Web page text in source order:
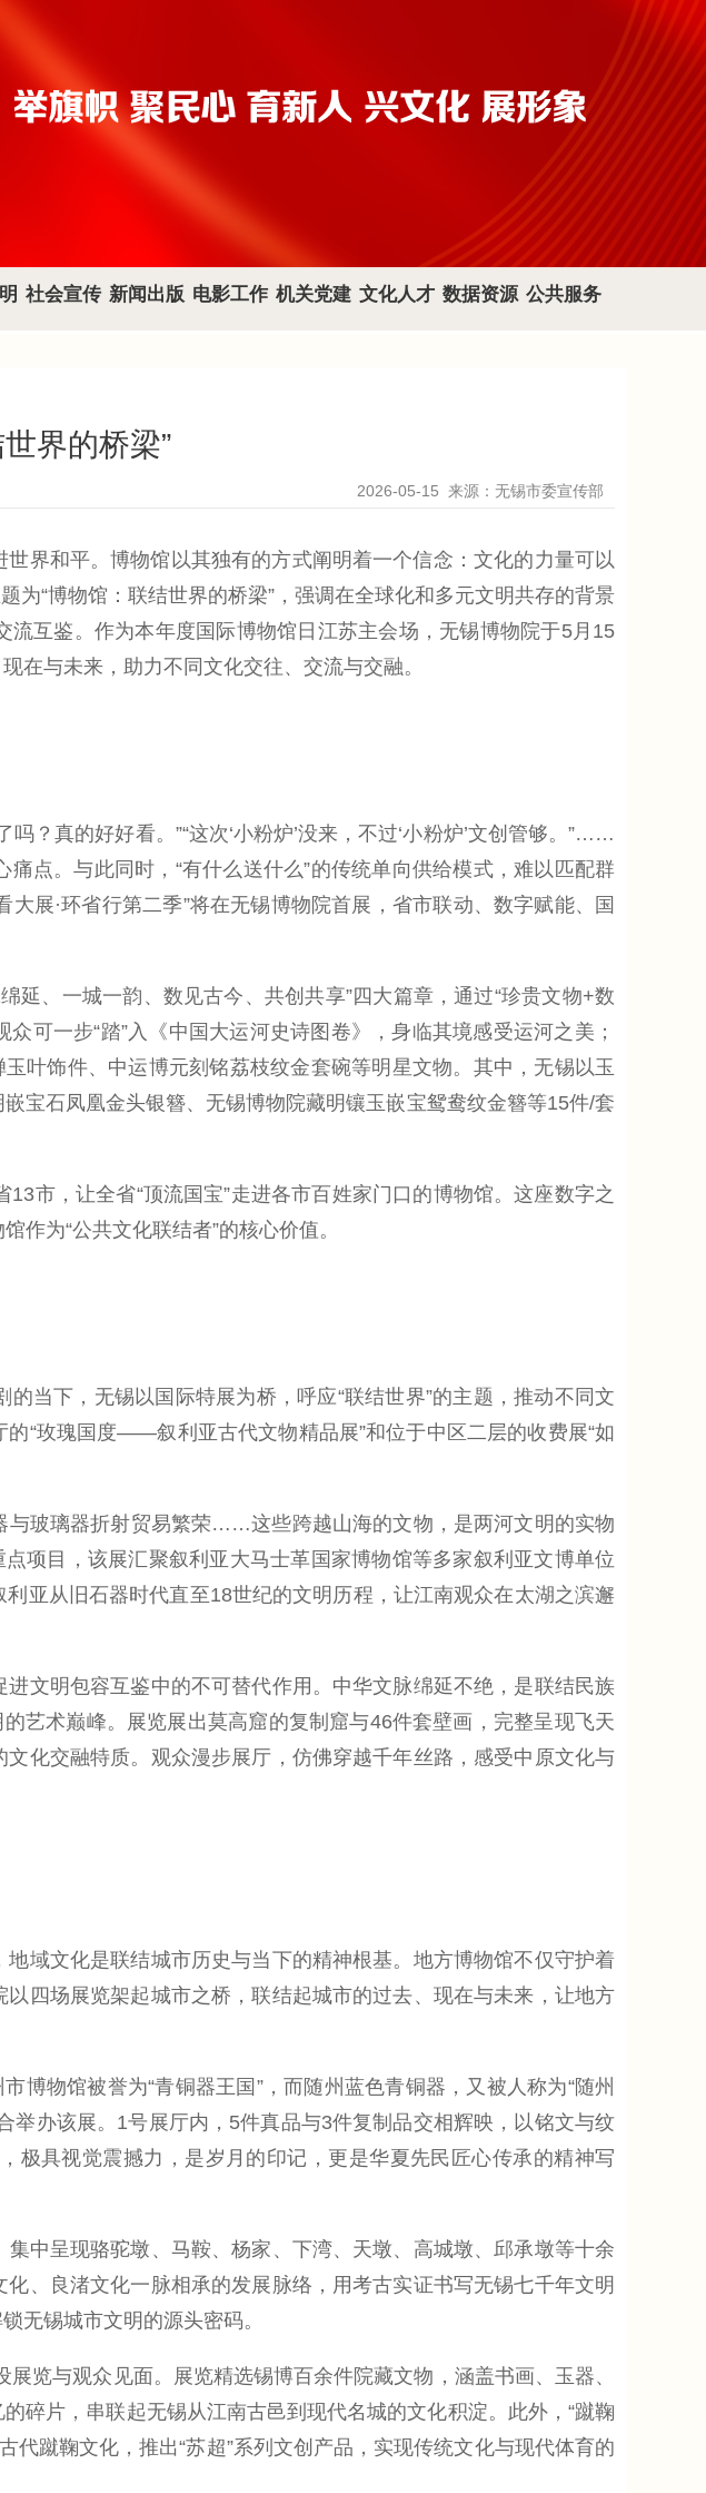
社会宣传 新闻出版 电影工作 机关党建 文化人才 数据资源 公共服务
界的桥梁”
2026-05-15 来源：无锡市委宣传部
和平。博物馆以其独有的方式阐明着一个信念：‌文化的力量可以
为“博物馆：联结世界的桥梁”，强调在全球化和多元文明共存的背景
互鉴。作为本年度国际博物馆日江苏主会场，无锡博物院于5月15
在与未来，助力不同文化交往、交流与交融。
？真的好好看。”“这次‘小粉炉’没来，不过‘小粉炉’文创管够。”……
点。与此同时，“有什么送什么”的传统单向供给模式，难以匹配群
展·环省行第二季”将在无锡博物院首展，省市联动、数字赋能、国
、一城一韵、数见古今、共创共享”四大篇章，通过“珍贵文物+数
可一步“踏”入《中国大运河史诗图卷》，身临其境感受运河之美；
叶饰件、中运博元刻铭荔枝纹金套碗等明星文物。其中，无锡以玉
宝石凤凰金头银簪、无锡博物院藏明镶玉嵌宝鸳鸯纹金簪等15件/套
，让全省“顶流国宝”走进各市百姓家门口的博物馆。这座数字之
作为“公共文化联结者”的核心价值。
下，无锡以国际特展为桥，呼应“联结世界”的主题，推动不同文
“玫瑰国度——叙利亚古代文物精品展”和位于中区二层的收费展“如
玻璃器折射贸易繁荣……这些跨越山海的文物，是两河文明的实物
项目，该展汇聚叙利亚大马士革国家博物馆等多家叙利亚文博单位
亚从旧石器时代直至18世纪的文明历程，让江南观众在太湖之滨邂
明包容互鉴中的不可替代作用。中华文脉绵延不绝，是联结民族
艺术巅峰。展览展出莫高窟的复制窟与46件套壁画，完整呈现飞天
化交融特质。观众漫步展厅，仿佛穿越千年丝路，感受中原文化与
文化是联结城市历史与当下的精神根基。地方博物馆不仅守护着
四场展览架起城市之桥，联结起城市的过去、现在与未来，让地方
物馆被誉为“青铜器王国”，而随州蓝色青铜器，又被人称为“随州
办该展。1号展厅内，5件真品与3件复制品交相辉映，以铭文与纹
极具视觉震撼力，是岁月的印记，更是华夏先民匠心传承的精神写
呈现骆驼墩、马鞍、杨家、下湾、天墩、高城墩、邱承墩等十余
、良渚文化一脉相承的发展脉络，用考古实证书写无锡七千年文明
无锡城市文明的源头密码。
与观众见面。展览精选锡博百余件院藏文物，涵盖书画、玉器、
碎片，串联起无锡从江南古邑到现代名城的文化积淀。此外，“蹴鞠
蹴鞠文化，推出“苏超”系列文创产品，实现传统文化与现代体育的